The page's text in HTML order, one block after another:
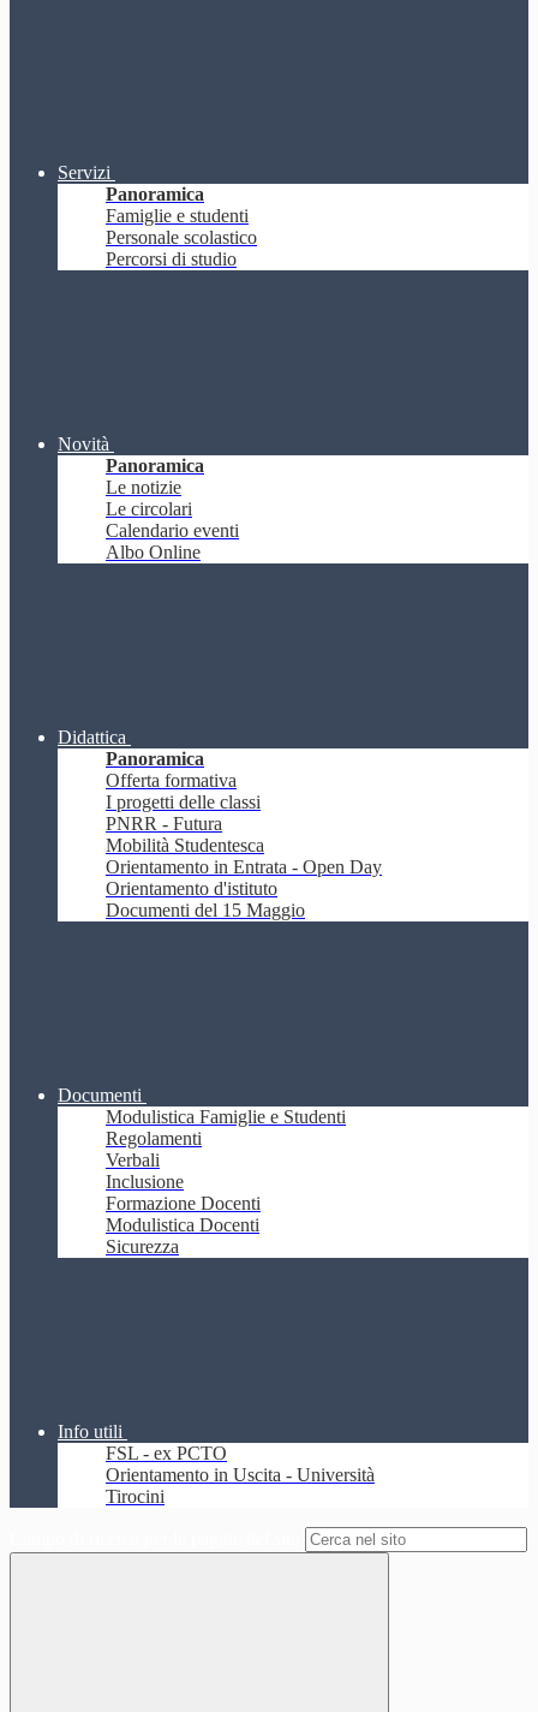
Servizi
Panoramica
Famiglie e studenti
Personale scolastico
Percorsi di studio
Novità
Panoramica
Le notizie
Le circolari
Calendario eventi
Albo Online
Didattica
Panoramica
Offerta formativa
I progetti delle classi
PNRR - Futura
Mobilità Studentesca
Orientamento in Entrata - Open Day
Orientamento d'istituto
Documenti del 15 Maggio
Documenti
Modulistica Famiglie e Studenti
Regolamenti
Verbali
Inclusione
Formazione Docenti
Modulistica Docenti
Sicurezza
Info utili
FSL - ex PCTO
Orientamento in Uscita - Università
Tirocini